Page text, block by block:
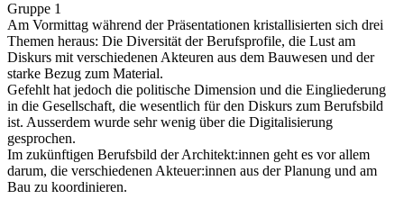
Gruppe 1
Am Vormittag während der Präsentationen kristallisierten sich drei
Themen heraus: Die Diversität der Berufsprofile, die Lust am
Diskurs mit verschiedenen Akteuren aus dem Bauwesen und der
starke Bezug zum Material.
Gefehlt hat jedoch die politische Dimension und die Eingliederung
in die Gesellschaft, die wesentlich für den Diskurs zum Berufsbild
ist. Ausserdem wurde sehr wenig über die Digitalisierung
gesprochen.
Im zukünftigen Berufsbild der Architekt:innen geht es vor allem
darum, die verschiedenen Akteuer:innen aus der Planung und am
Bau zu koordinieren.